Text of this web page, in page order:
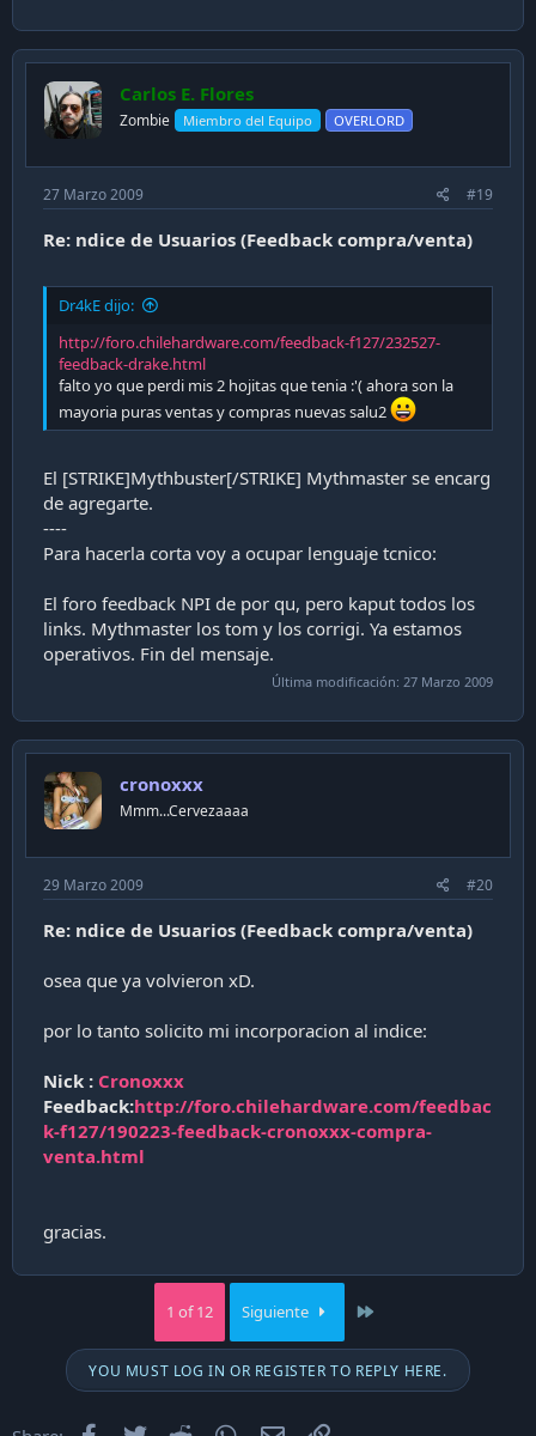
Carlos E. Flores
Zombie Miembro del Equipo OVERLORD
27 Marzo 2009 #19
Re: ndice de Usuarios (Feedback compra/venta)
Dr4kE dijo:
http://foro.chilehardware.com/feedback-f127/232527-
feedback-drake.html
falto yo que perdi mis 2 hojitas que tenia :'( ahora son la
mayoria puras ventas y compras nuevas salu2
El [STRIKE]Mythbuster[/STRIKE] Mythmaster se encarg
de agregarte.
----
Para hacerla corta voy a ocupar lenguaje tcnico:
El foro feedback NPI de por qu, pero kaput todos los
links. Mythmaster los tom y los corrigi. Ya estamos
operativos. Fin del mensaje.
Última modificación: 27 Marzo 2009
cronoxxx
Mmm...Cervezaaaa
29 Marzo 2009 #20
Re: ndice de Usuarios (Feedback compra/venta)
osea que ya volvieron xD.
por lo tanto solicito mi incorporacion al indice:
Nick : Cronoxxx
Feedback:http://foro.chilehardware.com/feedbac
k-f127/190223-feedback-cronoxxx-compra-
venta.html
gracias.
1 of 12 Siguiente
YOU MUST LOG IN OR REGISTER TO REPLY HERE.